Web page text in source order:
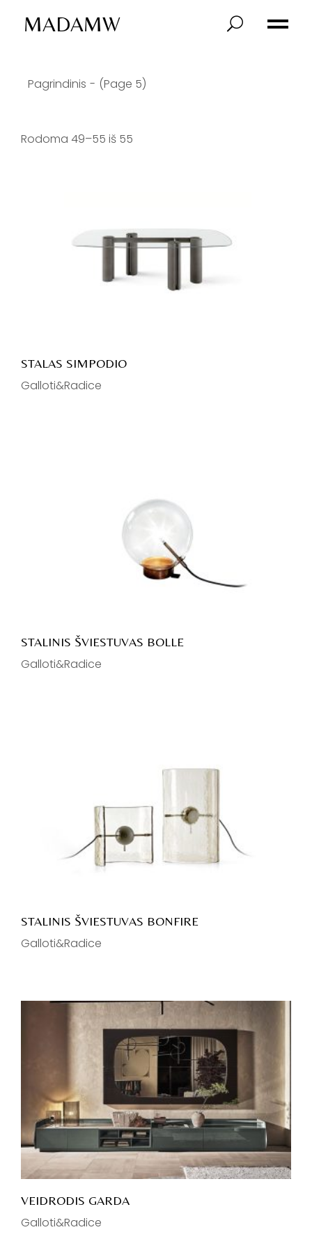
MADAMW
Pagrindinis (Page 5)
Rodoma 49–55 iš 55
STALAS SIMPODIO
Galloti&Radice
STALINIS ŠVIESTUVAS BOLLE
Galloti&Radice
STALINIS ŠVIESTUVAS BONFIRE
Galloti&Radice
VEIDRODIS GARDA
Galloti&Radice